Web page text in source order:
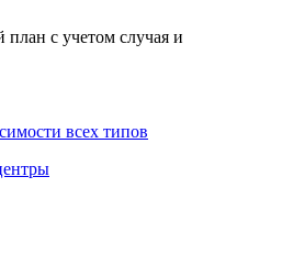
план с учетом случая и
всех типов